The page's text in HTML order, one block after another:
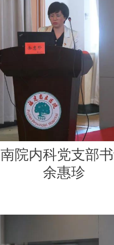
南院内科党支部
余惠珍